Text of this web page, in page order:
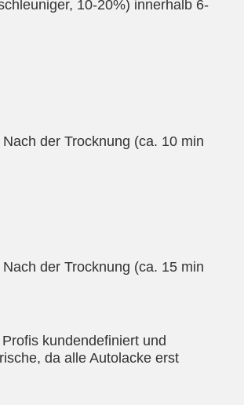
10-20%) innerhalb 6-
der Trocknung (ca. 10 min
der Trocknung (ca. 15 min
kundendefiniert und
da alle Autolacke erst